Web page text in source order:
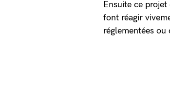
Ensuite ce
font réagir
réglementées